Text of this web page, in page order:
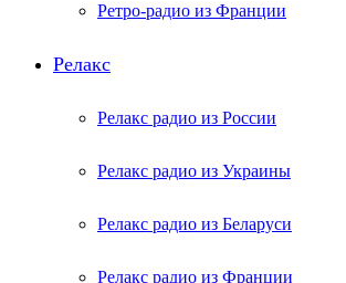
Ретро-радио из Франции
Релакс
Релакс радио из России
Релакс радио из Украины
Релакс радио из Беларуси
Релакс радио из Франции